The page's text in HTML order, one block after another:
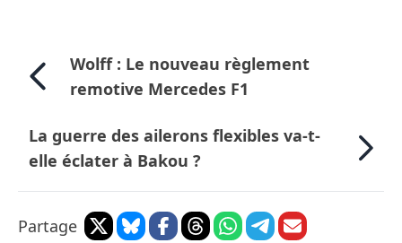
Wolff : Le nouveau règlement
remotive Mercedes F1
La guerre des ailerons flexibles va-t-
elle éclater à Bakou ?
Partage